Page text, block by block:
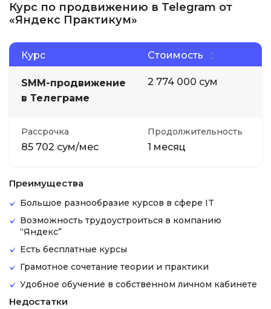
Курс по продвижению в Telegram от
«Яндекс Практикум»
Курс Стоимость
SMM-продвижение
в Телеграме
2 774 000 сум
Рассрочка
85 702 сум/мес
Продолжительность
1 месяц
Преимущества
Большое разнообразие курсов в сфере IT
Возможность трудоустроиться в компанию
“Яндекс”
Есть бесплатные курсы
Грамотное сочетание теории и практики
Удобное обучение в собственном личном кабинете
Недостатки